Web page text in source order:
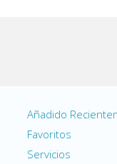
Añadido
Favoritos
Servicios